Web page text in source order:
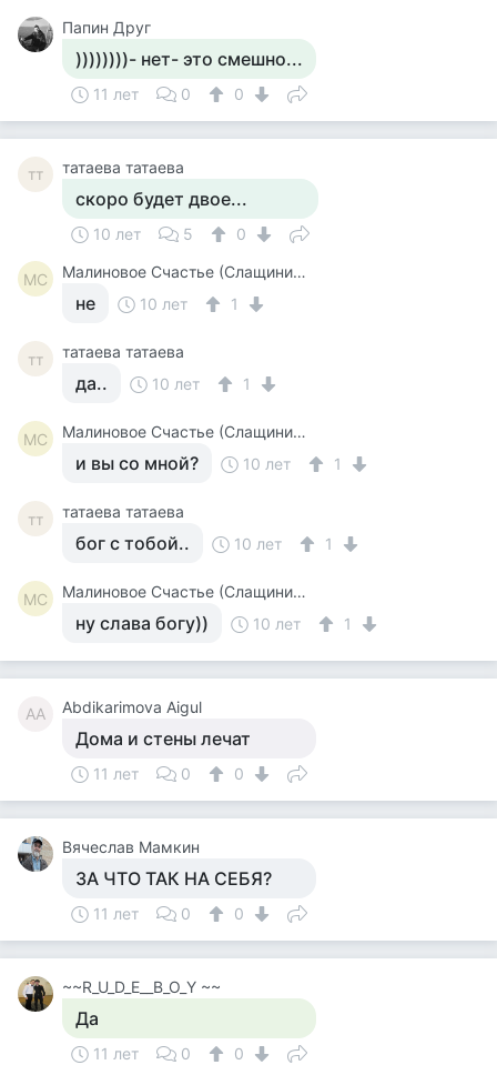
Папин Друг
))))))))- нет- это смешно...
11 лет 0 0
тт татаева татаева
скоро будет двое...
10 лет 5 0
МС Малиновое Счастье (Слащинина)
не 10 лет 1
тт татаева татаева
да.. 10 лет 1
МС Малиновое Счастье (Слащинина)
и вы со мной? 10 лет 1
тт татаева татаева
бог с тобой.. 10 лет 1
МС Малиновое Счастье (Слащинина)
ну слава богу)) 10 лет 1
AA Abdikarimova Aigul
Дома и стены лечат
11 лет 0 0
Вячеслав Мамкин
ЗА ЧТО ТАК НА СЕБЯ?
11 лет 0 0
~~R_U_D_E__B_O_Y ~~
Да
11 лет 0 0